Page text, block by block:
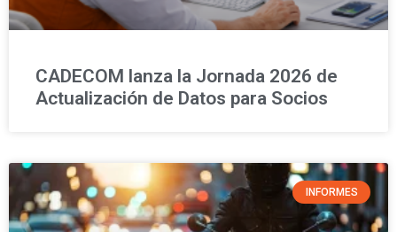
CADECOM lanza la Jornada 2026 de
Actualización de Datos para Socios
INFORMES